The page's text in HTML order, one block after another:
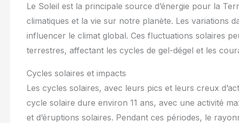
Le Soleil est la principale source d’énergie pour la
climatiques et la vie sur notre planète. Les variations
influencer le climat global. Ces fluctuations solaires
terrestres, affectant les cycles de gel-dégel et les
Cycles solaires et impacts
Les cycles solaires, avec leurs pics et leurs creux
cycle solaire dure environ 11 ans, avec une activité
et d’éruptions solaires. Pendant ces périodes, le